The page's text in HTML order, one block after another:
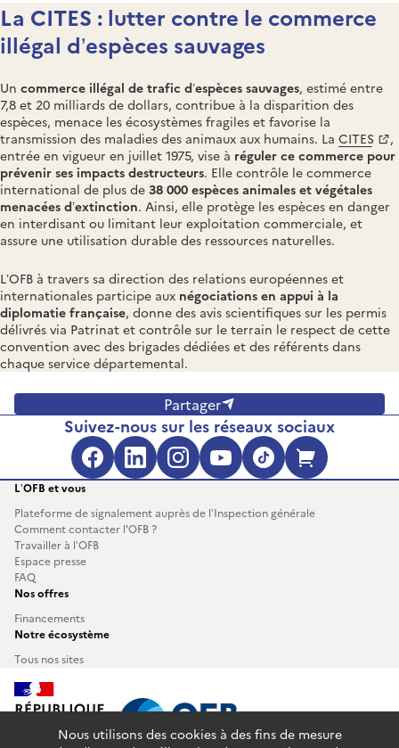
La CITES : lutter contre le commerce
illégal d’espèces sauvages
Un commerce illégal de trafic d’espèces sauvages, estimé entre
7,8 et 20 milliards de dollars, contribue à la disparition des
espèces, menace les écosystèmes fragiles et favorise la
transmission des maladies des animaux aux humains. La CITES
,
entrée en vigueur en juillet 1975, vise à réguler ce commerce pour
prévenir ses impacts destructeurs. Elle contrôle le commerce
international de plus de 38 000 espèces animales et végétales
menacées d’extinction. Ainsi, elle protège les espèces en danger
en interdisant ou limitant leur exploitation commerciale, et
assure une utilisation durable des ressources naturelles.
L’OFB à travers sa direction des relations européennes et
internationales participe aux négociations en appui à la
diplomatie française, donne des avis scientifiques sur les permis
délivrés via Patrinat et contrôle sur le terrain le respect de cette
convention avec des brigades dédiées et des référents dans
chaque service départemental.
Partager
Suivez-nous sur les réseaux sociaux
Facebook (s'ouvre dans une
LinkedIn (s'ouvre dans
Instagram (s'ouvre
YouTube
TikTok
L’OFB et vous
Plateforme de signalement auprès de l’Inspection générale
Comment contacter l'OFB ?
Travailler à l’OFB
Espace presse
FAQ
Nos offres
Financements
Notre écosystème
Tous nos sites
Nous utilisons des cookies à des fins de mesure